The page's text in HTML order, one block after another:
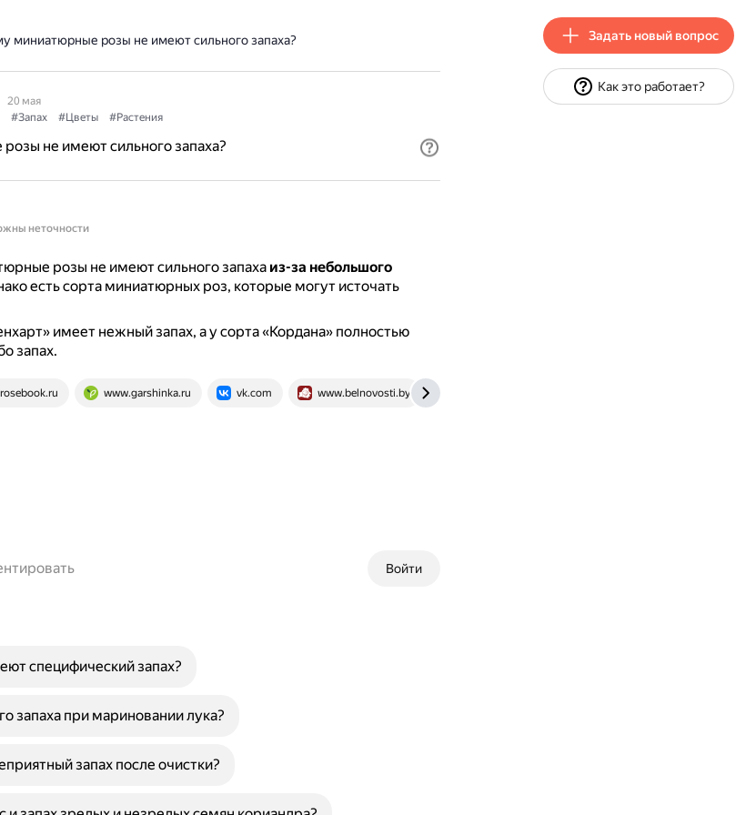
миниатюрные розы не имеют сильного запаха?
20 мая
#Запах #Цветы #Растения
не имеют сильного запаха?
неточности
розы не имеют сильного запаха из-за небольшого
есть сорта миниатюрных роз, которые могут источать
имеет нежный запах, а у сорта «Кордана» полностью
запах.
www.garshinka.ru vk.com www.belnovosti.by
Войти
специфический запах?
запаха при мариновании лука?
запах после очистки?
Задать новый вопрос
Как это работает?